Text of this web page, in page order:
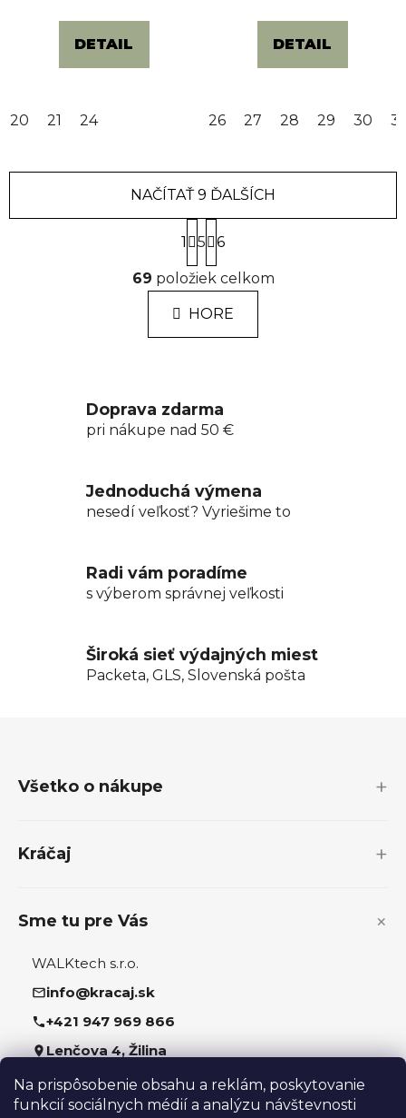
Na prispôsobenie obsahu a reklám, poskytovanie
funkcií sociálnych médií a analýzu návštevnosti
DETAIL
20 21 24
DETAIL
26 27 28 29 30 31
O
v
l
á
d
i
e
v
k
y
p
i
u
NAČÍTAŤ 9 ĎALŠÍCH
S
t
r
á
n
k
e
1 5 6
69 položiek celkom
HORE
Doprava zdarma
pri nákupe nad 50 €
Jednoduchá výmena
nesedí veľkosť? Vyriešime to
Radi vám poradíme
s výberom správnej veľkosti
Široká sieť výdajných miest
Packeta, GLS, Slovenská pošta
Všetko o nákupe
Kráčaj
Sme tu pre Vás
WALKtech s.r.o.
info@kracaj.sk
+421 947 969 866
Lenčova 4, Žilina
Sledujte nás